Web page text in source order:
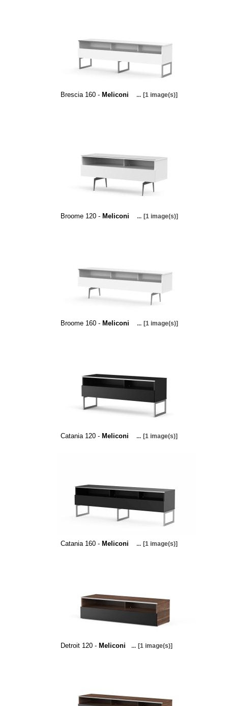
Brescia 160 - Meliconi ... [1 image(s)]
Broome 120 - Meliconi ... [1 image(s)]
Broome 160 - Meliconi ... [1 image(s)]
Catania 120 - Meliconi ... [1 image(s)]
Catania 160 - Meliconi ... [1 image(s)]
Detroit 120 - Meliconi ... [1 image(s)]